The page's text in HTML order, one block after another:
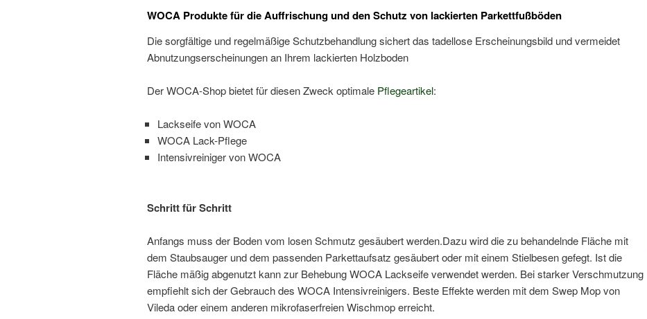
WOCA Produkte für die Auffrischung und den Schutz von lackierten Parkettfußböden
Die sorgfältige und regelmäßige Schutzbehandlung sichert das tadellose Erscheinungsbild und vermeidet
Abnutzungserscheinungen an Ihrem lackierten Holzboden
Der WOCA-Shop bietet für diesen Zweck optimale Pflegeartikel:
Lackseife von WOCA
WOCA Lack-Pflege
Intensivreiniger von WOCA
Schritt für Schritt
Anfangs muss der Boden vom losen Schmutz gesäubert werden.Dazu wird die zu behandelnde Fläche mit
dem Staubsauger und dem passenden Parkettaufsatz gesäubert oder mit einem Stielbesen gefegt. Ist die
Fläche mäßig abgenutzt kann zur Behebung WOCA Lackseife verwendet werden. Bei starker Verschmutzung
empfiehlt sich der Gebrauch des WOCA Intensivreinigers. Beste Effekte werden mit dem Swep Mop von
Vileda oder einem anderen mikrofaserfreien Wischmop erreicht.